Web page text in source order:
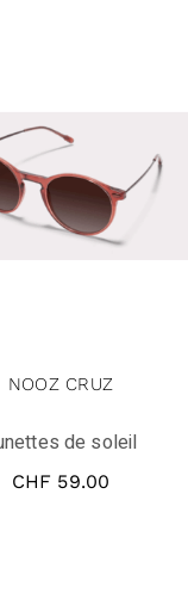
NOOZ CRUZ
de soleil
CHF 59.00